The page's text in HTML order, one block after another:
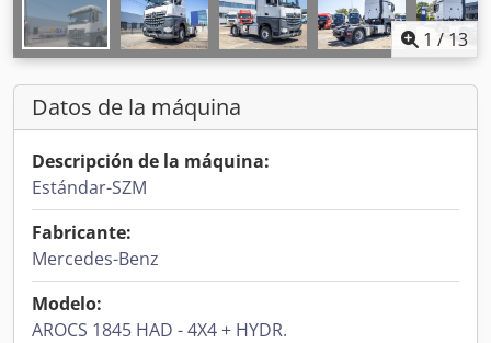
1 / 13
Datos de la máquina
Descripción de la máquina:
Estándar-SZM
Fabricante:
Mercedes-Benz
Modelo:
AROCS 1845 HAD - 4X4 + HYDR.